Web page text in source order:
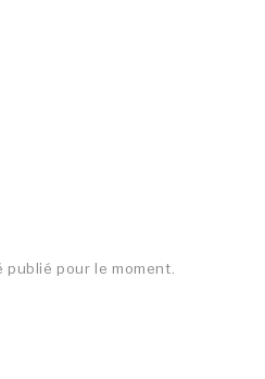
publié pour le moment.